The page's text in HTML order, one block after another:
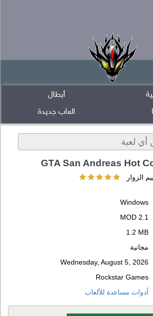
أبطال
العاب جديدة
GTA San Andreas Hot
Windows
MOD 2.1
1.2 MB
مجانية
Wednesday, August 5, 2026
Rockstar Games
أدوات مساعدة للألعاب